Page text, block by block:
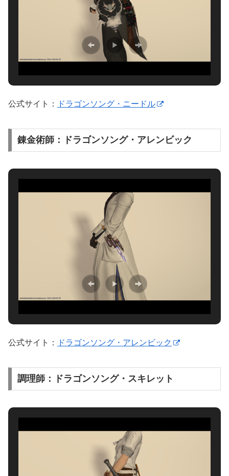
公式サイト： ドラゴンソング・ニードル
錬金術師：ドラゴンソング・アレンビック
公式サイト： ドラゴンソング・アレンビック
調理師：ドラゴンソング・スキレット